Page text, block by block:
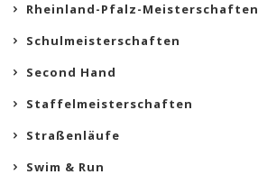
Rheinland-Pfalz-Meisterschaften
Schulmeisterschaften
Second Hand
Staffelmeisterschaften
Straßenläufe
Swim & Run